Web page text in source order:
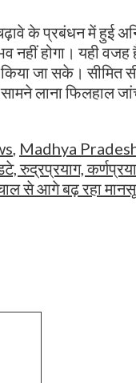
के प्रबंधन में हुई
नहीं होगा। यही
किया जा सके।
सामने लाना फिलहाल
Madhya
डटे, रुद्रप्रयाग,
से आगे बढ़ रहा